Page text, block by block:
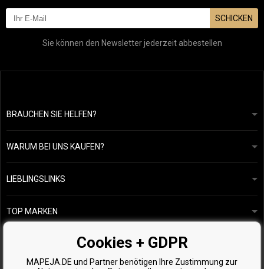
SCHICKEN
Sie können den Newsletter jederzeit abbestellen
BRAUCHEN SIE HELFEN?
info@mapeja.de
Wir werden innerhalb von 24 Stunden antworten.
WARUM BEI UNS KAUFEN?
Allgemeine geschäftsbedingungen
Datenschutzerklärung
Übersicht über Zahlungen und Versand
Rückgabe von Waren
LIEBLINGSLINKS
Unsere Geschichte
Kostenlose Produktproben
TOP MARKEN
Kérastase
Wella Professionals
Zenz Organic
Cookies + GDPR
MAPEJA.DE und Partner benötigen Ihre Zustimmung zur